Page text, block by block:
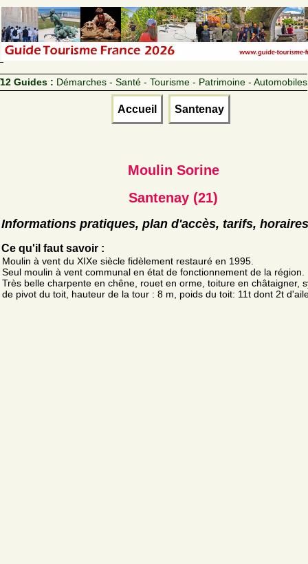
12 Guides : Démarches - Santé - Tourisme - Patrimoine - Automobiles
Accueil Santenay
Moulin Sorine
Santenay (21)
Informations pratiques, plan d'accès, tarifs, horaires
Ce qu'il faut savoir :
Moulin à vent du XIXe siècle fidèlement restauré en 1995.
Seul moulin à vent communal en état de fonctionnement de la région.
Très belle charpente en chêne, rouet en orme, toiture en châtaigner,
de pivot du toit, hauteur de la tour : 8 m, poids du toit: 11t dont 2t